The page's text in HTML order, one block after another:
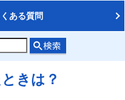
ある質問
きは？